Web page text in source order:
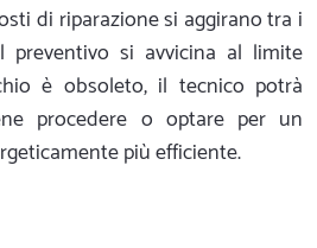
di riparazione si aggirano tra i
si avvicina al limite
è obsoleto, il tecnico potrà
procedere o optare per un
più efficiente.